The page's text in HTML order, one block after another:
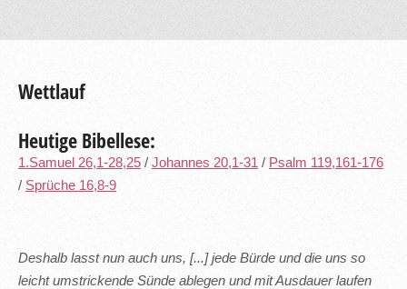
Wettlauf
Heutige Bibellese:
1.Samuel 26,1-28,25 / Johannes 20,1-31 / Psalm 119,161-176
/ Sprüche 16,8-9
Deshalb lasst nun auch uns, [...] jede Bürde und die uns so
leicht umstrickende Sünde ablegen und mit Ausdauer laufen